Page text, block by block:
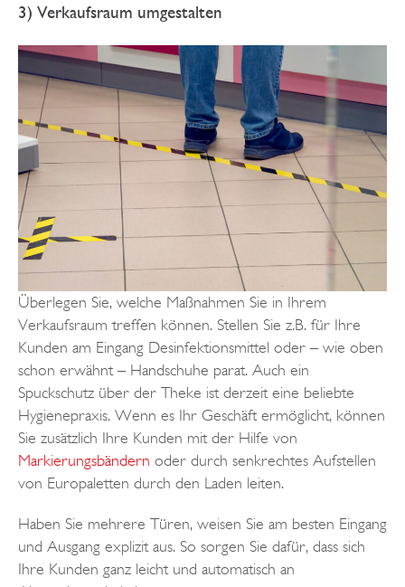
3) Verkaufsraum umgestalten
Überlegen Sie, welche Maßnahmen Sie in Ihrem
Verkaufsraum treffen können. Stellen Sie z.B. für Ihre
Kunden am Eingang Desinfektionsmittel oder – wie oben
schon erwähnt – Handschuhe parat. Auch ein
Spuckschutz über der Theke ist derzeit eine beliebte
Hygienepraxis. Wenn es Ihr Geschäft ermöglicht, können
Sie zusätzlich Ihre Kunden mit der Hilfe von
Markierungsbändern oder durch senkrechtes Aufstellen
von Europaletten durch den Laden leiten.
Haben Sie mehrere Türen, weisen Sie am besten Eingang
und Ausgang explizit aus. So sorgen Sie dafür, dass sich
Ihre Kunden ganz leicht und automatisch an